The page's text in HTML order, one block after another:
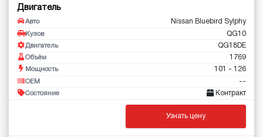
Двигатель
Авто Nissan Bluebird Sylphy
Кузов QG10
Двигатель QG18DE
Объём 1769
Мощность 101 - 126
OEM --
Состояние Контракт
Узнать цену